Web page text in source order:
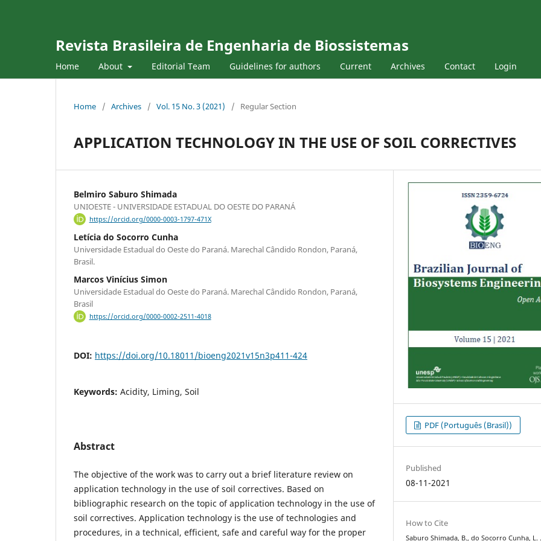
Revista Brasileira de Engenharia de Biossistemas
Home About Editorial Team Guidelines for authors Current Archives Contact Login
Home / Archives / Vol. 15 No. 3 (2021) / Regular Section
APPLICATION TECHNOLOGY IN THE USE OF SOIL CORRECTIVES
Belmiro Saburo Shimada
UNIOESTE - UNIVERSIDADE ESTADUAL DO OESTE DO PARANÁ
https://orcid.org/0000-0003-1797-471X
Letícia do Socorro Cunha
Universidade Estadual do Oeste do Paraná. Marechal Cândido Rondon, Paraná,
Brasil.
Marcos Vinícius Simon
Universidade Estadual do Oeste do Paraná. Marechal Cândido Rondon, Paraná,
Brasil
https://orcid.org/0000-0002-2511-4018
DOI: https://doi.org/10.18011/bioeng2021v15n3p411-424
Keywords: Acidity, Liming, Soil
Abstract
The objective of the work was to carry out a brief literature review on
application technology in the use of soil correctives. Based on
bibliographic research on the topic of application technology in the use of
soil correctives. Application technology is the use of technologies and
procedures, in a technical, efficient, safe and careful way for the proper
PDF (Português (Brasil))
Published
08-11-2021
How to Cite
Saburo Shimada, B., do Socorro Cunha, L.